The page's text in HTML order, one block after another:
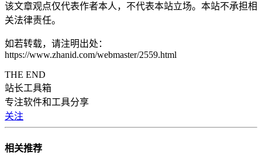
该文章观点仅代表作者本人，不代表本站立场。本站不承担相
关法律责任。
如若转载，请注明出处：
https://www.zhanid.com/webmaster/2559.html
THE END
站长工具箱
专注软件和工具分享
关注
相关推荐